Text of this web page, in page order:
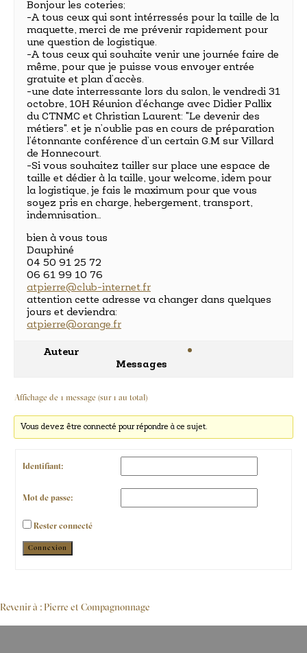
Bonjour les coteries;
-A tous ceux qui sont intérressés pour la taille de la
maquette, merci de me prévenir rapidement pour
une question de logistique.
-A tous ceux qui souhaite venir une journée faire de
même, pour que je puisse vous envoyer entrée
gratuite et plan d’accès.
-une date interressante lors du salon, le vendredi 31
octobre, 10H Réunion d’échange avec Didier Pallix
du CTNMC et Christian Laurent: "Le devenir des
métiers". et je n’oublie pas en cours de préparation
l’étonnante conférence d’un certain G.M sur Villard
de Honnecourt.
-Si vous souhaitez tailler sur place une espace de
taille et dédier à la taille, your welcome, idem pour
la logistique, je fais le maximum pour que vous
soyez pris en charge, hebergement, transport,
indemnisation…
bien à vous tous
Dauphiné
04 50 91 25 72
06 61 99 10 76
atpierre@club-internet.fr
attention cette adresse va changer dans quelques
jours et deviendra:
atpierre@orange.fr
Auteur
Messages
Affichage de 1 message (sur 1 au total)
Vous devez être connecté pour répondre à ce sujet.
Identifiant:
Mot de passe:
Rester connecté
Alternative:
Connexion
Revenir à : Pierre et Compagnonnage